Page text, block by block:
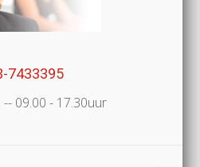
7433395
-- 09.00 - 17.30uur